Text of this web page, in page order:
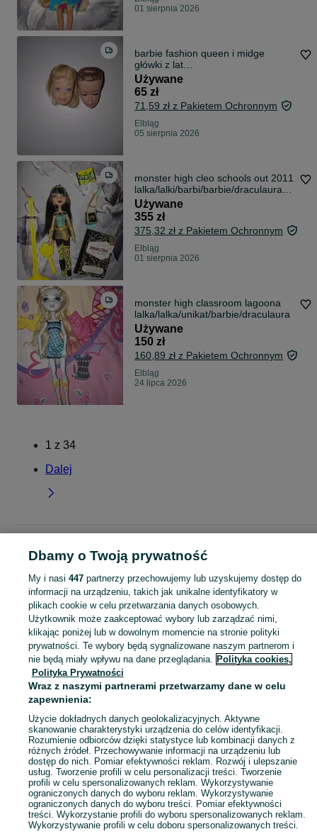
01 sierpnia 2026
barbie fashion queen i midge
główki z lat
60/lalka/unikat/akcesoria
Używane
65 zł
71,59 zł z Pakietem Ochronnym
Elbląg
05 sierpnia 2026
monster high cleo schools out 2011
lalka/lalki/barbi/barbie/draculaura
/unikat/lala/kolekcjonerska
Używane
355 zł
375,32 zł z Pakietem Ochronnym
Elbląg
01 sierpnia 2026
monster high classroom lagoona
lalka/lalka/unikat/barbie/draculaura
Używane
150 zł
160,89 zł z Pakietem Ochronnym
Elbląg
24 lipca 2026
1 z 34
Dalej
Warmińsko-mazurskie
Lalki - Elbląg
KATEGORIA
domek ogrodowy dla dzieci, basen z kulkami zabawki ogrodowe, zabawki
Zobacz
Mapa kategorii
Mapa miejscowości
Mapa ministron
Popularne wyszukiwania
Dbamy o Twoją prywatność
My i nasi 447partnerzy przechowujemy lub uzyskujemy dostęp do
informacji na urządzeniu, takich jak unikalne identyfikatory w
plikach cookie w celu przetwarzania danych osobowych.
Użytkownik może zaakceptować wybory lub zarządzać nimi,
klikając poniżej lub w dowolnym momencie na stronie polityki
prywatności. Te wybory będą sygnalizowane naszym partnerom i
nie będą miały wpływu na dane przeglądania. Polityka cookies,
Polityka Prywatności
Wraz z naszymi partnerami przetwarzamy dane w celu
zapewnienia:
Użycie dokładnych danych geolokalizacyjnych. Aktywne
skanowanie charakterystyki urządzenia do celów identyfikacji.
Rozumienie odbiorców dzięki statystyce lub kombinacji danych z
różnych źródeł. Przechowywanie informacji na urządzeniu lub
dostęp do nich. Pomiar efektywności reklam. Rozwój i ulepszanie
usług. Tworzenie profili w celu personalizacji treści. Tworzenie
profili w celu spersonalizowanych reklam. Wykorzystywanie
ograniczonych danych do wyboru reklam. Wykorzystywanie
ograniczonych danych do wyboru treści. Pomiar efektywności
treści. Wykorzystanie profili do wyboru spersonalizowanych reklam.
Wykorzystywanie profili w celu doboru spersonalizowanych treści.